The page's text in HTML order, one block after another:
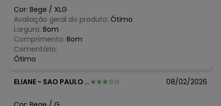
março/2026
fevereiro/2026
Cor: Bege / XLG
Avaliação geral do produto: Ótimo
Largura: Bom
Comprimento: Bom
Comentário:
Ótimo
ELIANE - SAO PAULO - SP 08/02/2026